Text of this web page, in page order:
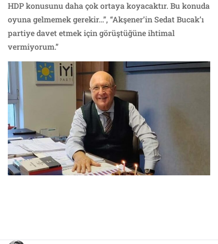
HDP konusunu daha çok ortaya koyacaktır. Bu konuda
oyuna gelmemek gerekir…”, “Akşener’in Sedat Bucak’ı
partiye davet etmek için görüştüğüne ihtimal
vermiyorum.”